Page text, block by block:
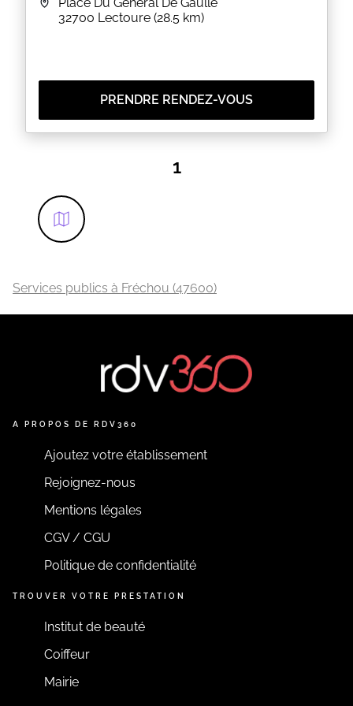
EN SAVOIR PLUS
32700 Lectoure (28.5 km)
PRENDRE RENDEZ-VOUS
1
Services publics à Fréchou (47600)
A PROPOS DE RDV360
Ajoutez votre établissement
Rejoignez-nous
Mentions légales
CGV / CGU
Politique de confidentialité
TROUVER VOTRE PRESTATION
Institut de beauté
Coiffeur
Mairie